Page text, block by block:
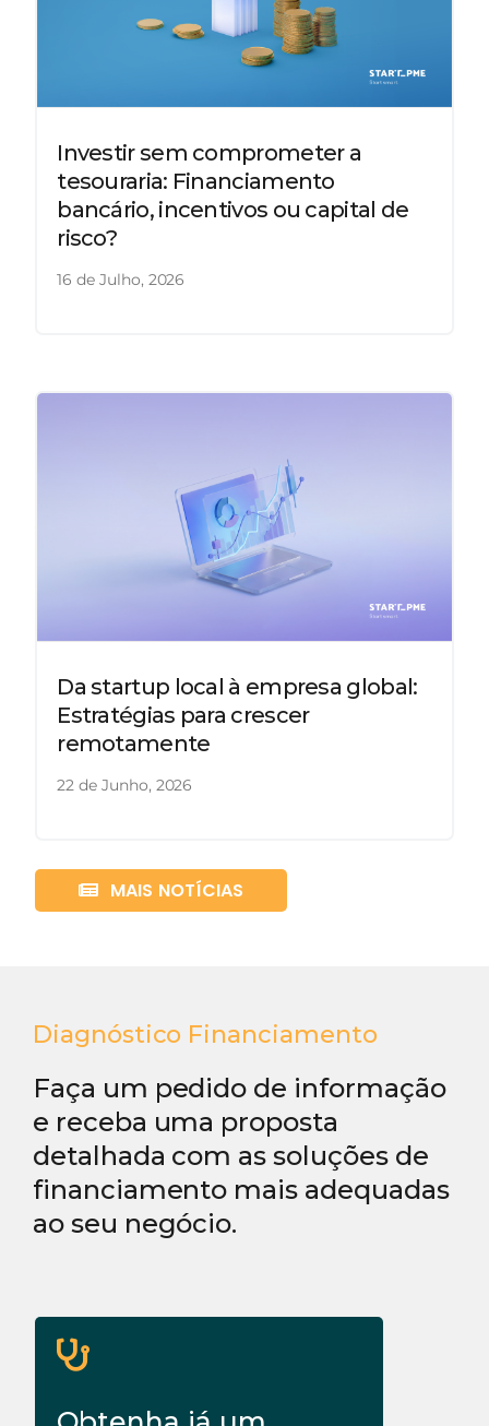
Investir sem comprometer a
tesouraria: Financiamento
bancário, incentivos ou capital de
risco?
16 de Julho, 2026
Da startup local à empresa global:
Estratégias para crescer
remotamente
22 de Junho, 2026
MAIS NOTÍCIAS
Diagnóstico Financiamento
Faça um pedido de informação
e receba uma proposta
detalhada com as soluções de
financiamento mais adequadas
ao seu negócio.